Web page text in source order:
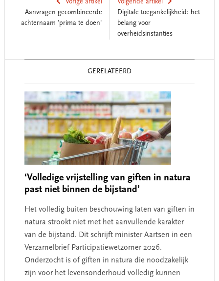
Vorige artikel
Aanvragen gecombineerde
achternaam 'prima te doen'
Volgende artikel
Digitale toegankelijkheid: het
belang voor
overheidsinstanties
GERELATEERD
‘Volledige vrijstelling van giften in natura
past niet binnen de bijstand’
Het volledig buiten beschouwing laten van giften in
natura strookt niet met het aanvullende karakter
van de bijstand. Dit schrijft minister Aartsen in een
Verzamelbrief Participatiewetzomer 2026.
Onderzocht is of giften in natura die noodzakelijk
zijn voor het levensonderhoud volledig kunnen